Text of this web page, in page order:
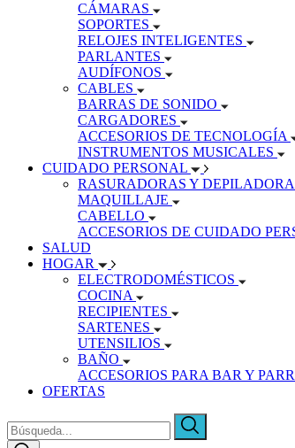
CÁMARAS
SOPORTES
RELOJES INTELIGENTES
PARLANTES
AUDÍFONOS
CABLES
BARRAS DE SONIDO
CARGADORES
ACCESORIOS DE TECNOLOGÍA
INSTRUMENTOS MUSICALES
CUIDADO PERSONAL
RASURADORAS Y
MAQUILLAJE
CABELLO
ACCESORIOS DE CUIDADO
SALUD
HOGAR
ELECTRODOMÉSTICOS
COCINA
RECIPIENTES
SARTENES
UTENSILIOS
BAÑO
ACCESORIOS PARA BAR Y
OFERTAS